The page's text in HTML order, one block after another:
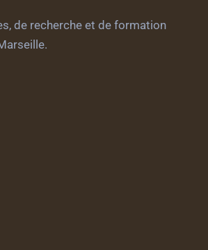
de recherche et de formation